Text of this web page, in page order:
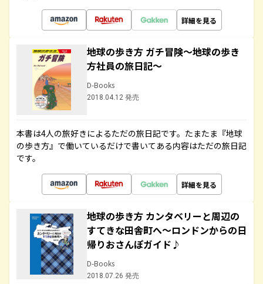
詳細を見る
地球の歩き方 ガチ冒険～地球の歩き
方社員の旅日記～
D-Books
2018.04.12 発売
本書は4人の旅好きによるただの旅日記です。たまたま『地球
の歩き方』で働いているだけで書いてある内容はただの旅日記
です。
詳細を見る
地球の歩き方 カンタベリーと周辺の
すてきな田舎町へ～ロンドンからの日
帰りおさんぽガイド♪
D-Books
2018.07.26 発売